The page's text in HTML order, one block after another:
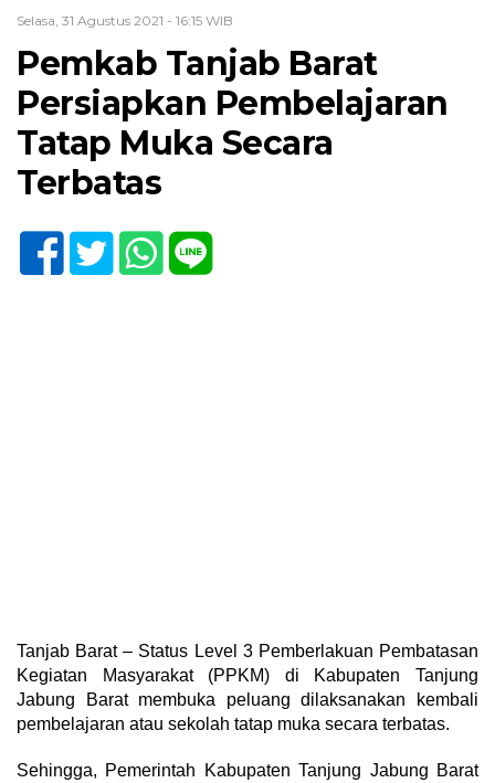
Selasa, 31 Agustus 2021 - 16:15 WIB
Pemkab Tanjab Barat
Persiapkan Pembelajaran
Tatap Muka Secara
Terbatas
Tanjab Barat – Status Level 3 Pemberlakuan Pembatasan
Kegiatan Masyarakat (PPKM) di Kabupaten Tanjung
Jabung Barat membuka peluang dilaksanakan kembali
pembelajaran atau sekolah tatap muka secara terbatas.
Sehingga, Pemerintah Kabupaten Tanjung Jabung Barat